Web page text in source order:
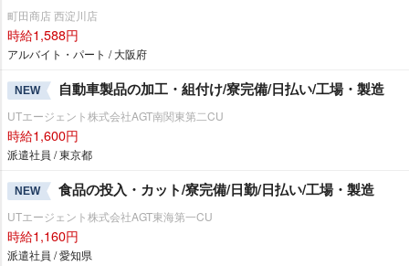
町田商店 西淀川店
時給1,588円
アルバイト・パート / 大阪府
NEW 自動車製品の加工・組付け/寮完備/日払い/工場・製造
UTエージェント株式会社AGT南関東第二CU
時給1,600円
派遣社員 / 東京都
NEW 食品の投入・カット/寮完備/日勤/日払い/工場・製造
UTエージェント株式会社AGT東海第一CU
時給1,160円
派遣社員 / 愛知県